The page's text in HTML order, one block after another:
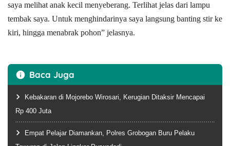
saya melihat anak kecil menyeberang. Terlihat jelas dari lampu
tembak saya. Untuk menghindarinya saya langsung banting stir ke
kiri, hingga menabrak pohon” jelasnya.
Baca Juga
Kebakaran di Mojorebo Wirosari, Kerugian Ditaksir Mencapai
Rp 400 Juta
Empat Pelajar Diamankan, Polres Grobogan Buru Pelaku